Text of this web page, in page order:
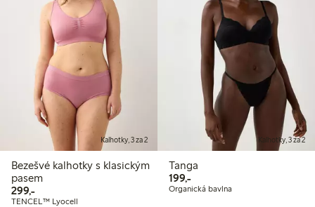
Kalhotky, 3 za 2
Bezešvé kalhotky s klasickým
pasem
299,-299,00 Kč
TENCEL™ Lyocell
Kalhotky, 3 za 2
Tanga
199,-199,00 Kč
Organická bavlna